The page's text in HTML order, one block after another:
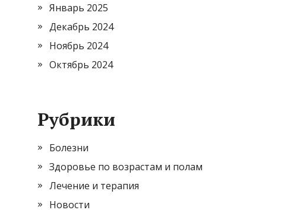
Январь 2025
Декабрь 2024
Ноябрь 2024
Октябрь 2024
Рубрики
Болезни
Здоровье по возрастам и полам
Лечение и терапия
Новости